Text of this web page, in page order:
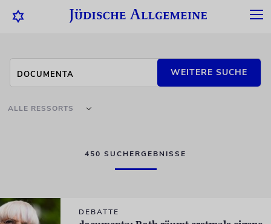
WEITERE SUCHE
ALLE RESSORTS
450 SUCHERGEBNISSE
DEBATTE